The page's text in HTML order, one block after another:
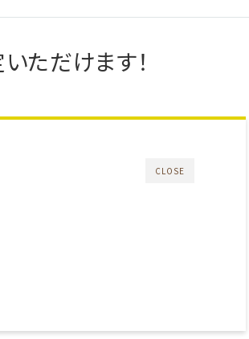
ただけます！
CLOSE